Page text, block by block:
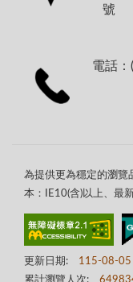
號
電話
為提供更為穩定的瀏覽
本：IE10(含)以上、最
更新日期:
115-08-05
累計瀏覽人次: